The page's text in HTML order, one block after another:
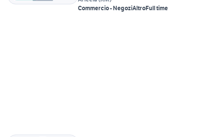
Commercio - NegoziAltroFull time